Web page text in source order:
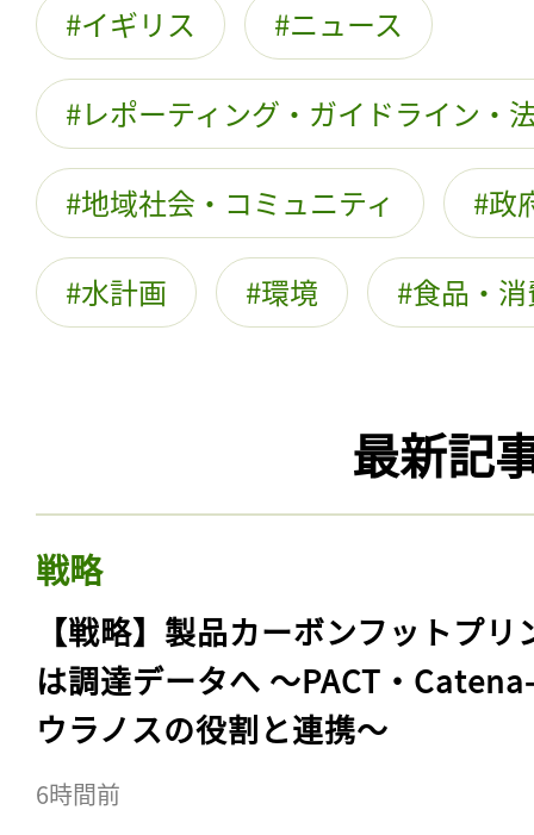
イギリス ニュース
レポーティング・ガイドライン・
地域社会・コミュニティ 政
水計画 環境 食品・
最新記
戦略
【戦略】製品カーボンフットプリ
は調達データへ 〜PACT・
ウラノスの役割と連携〜
6時間前